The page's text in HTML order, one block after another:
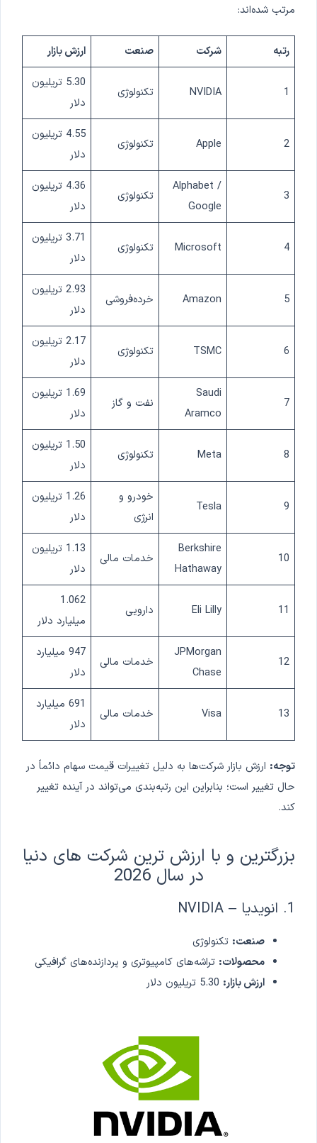
مرتب شده‌اند:
رتبه شرکت صنعت ارزش بازار
1
NVIDIA تکنولوژی
5.30 تریلیون
دلار
2
Apple تکنولوژی
4.55 تریلیون
دلار
3
Alphabet /
Google
تکنولوژی
4.36 تریلیون
دلار
4
Microsoft تکنولوژی
3.71 تریلیون
دلار
5
Amazon خرده‌فروشی
2.93 تریلیون
دلار
6
TSMC تکنولوژی
2.17 تریلیون
دلار
7
Saudi
Aramco
نفت و گاز
1.69 تریلیون
دلار
8
Meta تکنولوژی
1.50 تریلیون
دلار
9
Tesla
خودرو و
انرژی
1.26 تریلیون
دلار
10
Berkshire
Hathaway
خدمات مالی
1.13 تریلیون
دلار
11
Eli Lilly دارویی
1.062
میلیارد دلار
12
JPMorgan
Chase
خدمات مالی
947 میلیارد
دلار
13
Visa خدمات مالی
691 میلیارد
دلار
توجه: ارزش بازار شرکت‌ها به دلیل تغییرات قیمت سهام دائماً در
حال تغییر است؛ بنابراین این رتبه‌بندی می‌تواند در آینده تغییر
کند.
بزرگترین و با ارزش ترین شرکت های دنیا
در سال 2026
1. انویدیا – NVIDIA
صنعت: تکنولوژی
محصولات: تراشه‌های کامپیوتری و پردازنده‌های گرافیکی
ارزش بازار: